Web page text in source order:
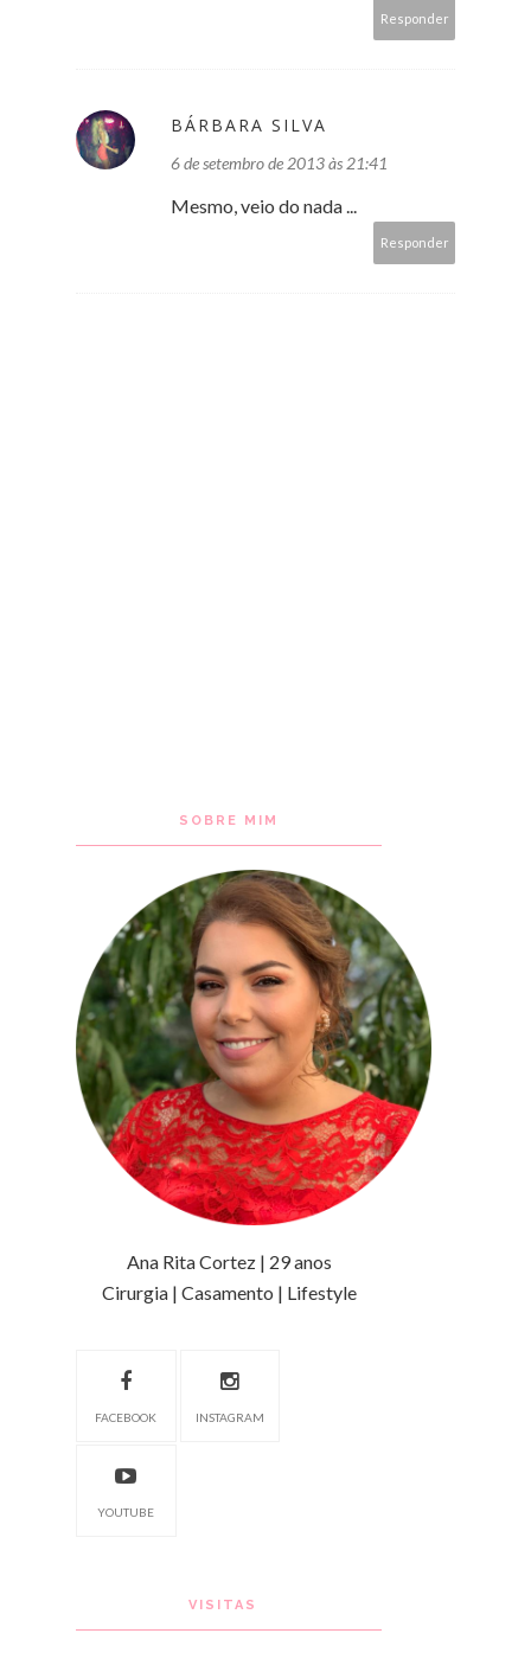
Responder
BÁRBARA SILVA
6 de setembro de 2013 às 21:41
Mesmo, veio do nada ...
Responder
SOBRE MIM
Ana Rita Cortez | 29 anos
Cirurgia | Casamento | Lifestyle
FACEBOOK INSTAGRAM
YOUTUBE
VISITAS